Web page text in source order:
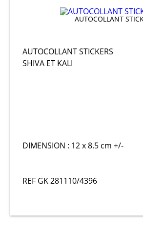
AUTOCOLLANT
AUTOCOLLANT STICKERS
SHIVA ET KALI
DIMENSION : 12 x 8.5 cm +/-
REF GK 281110/4396